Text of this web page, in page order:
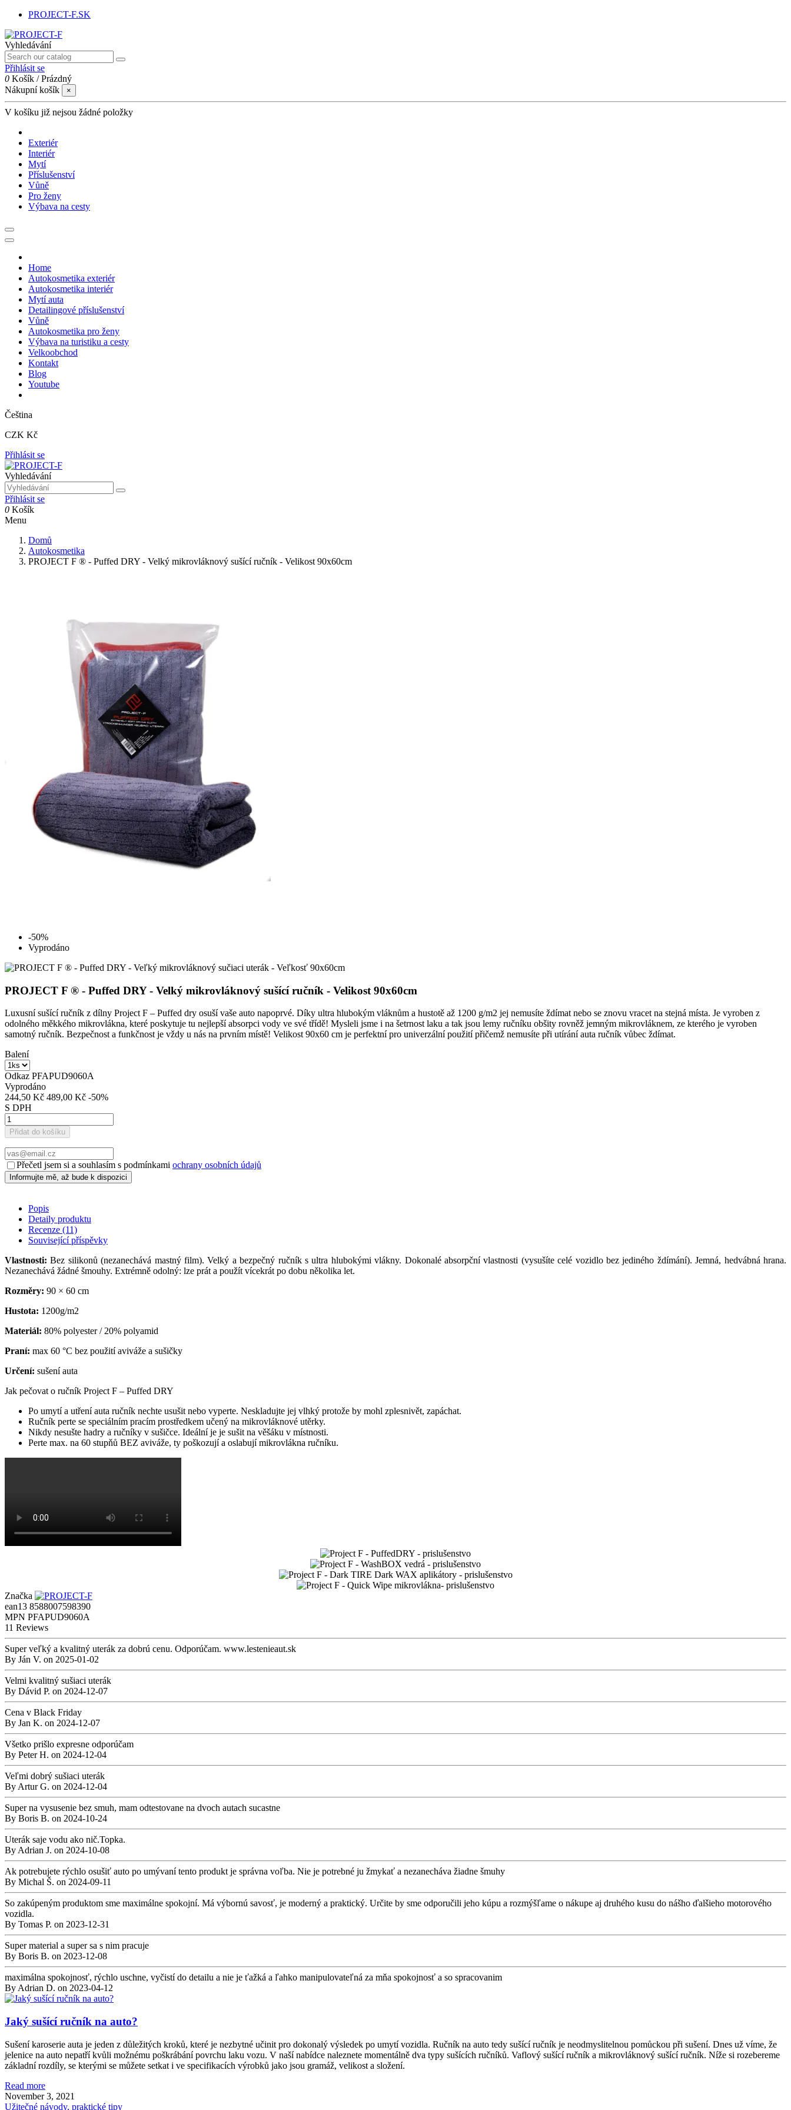
PROJECT-F.SK
Vyhledávání
Přihlásit se
0 Košík /Prázdný
Nákupní košík
×
V košíku již nejsou žádné položky
Exteriér
Interiér
Mytí
Příslušenství
Vůně
Pro ženy
Výbava na cesty
Home
Autokosmetika exteriér
Autokosmetika interiér
Mytí auta
Detailingové příslušenství
Vůně
Autokosmetika pro ženy
Výbava na turistiku a cesty
Velkoobchod
Kontakt
Blog
Youtube
Čeština
CZK Kč
Přihlásit se
Vyhledávání
Přihlásit se
0 Košík
Menu
Domů
Autokosmetika
PROJECT F ® - Puffed DRY - Velký mikrovláknový sušící ručník - Velikost 90x60cm
-50%
Vyprodáno
PROJECT F ® - Puffed DRY - Velký mikrovláknový sušící ručník - Velikost 90x60cm
Luxusní sušící ručník z dílny Project F – Puffed dry osuší vaše auto napoprvé. Díky ultra hlubokým vláknům a hustotě až 1200 g/m2 jej nemusíte ždímat nebo se znovu vracet na stejná místa. Je vyroben z
odolného měkkého mikrovlákna, které poskytuje tu nejlepší absorpci vody ve své třídě! Mysleli jsme i na šetrnost laku a tak jsou lemy ručníku obšity rovněž jemným mikrovláknem, ze kterého je vyroben
samotný ručník. Bezpečnost a funkčnost je vždy u nás na prvním místě! Velikost 90x60 cm je perfektní pro univerzální použití přičemž nemusíte při utírání auta ručník vůbec ždímat.
Balení
Odkaz PFAPUD9060A
Vyprodáno
244,50 Kč 489,00 Kč -50%
S DPH
Přidat do košíku
Přečetl jsem si a souhlasím s podmínkami ochrany osobních údajů
Popis
Detaily produktu
Recenze (11)
Související příspěvky
Vlastnosti:Bez silikonů (nezanechává mastný film). Velký a bezpečný ručník s ultra hlubokými vlákny. Dokonalé absorpční vlastnosti (vysušíte celé vozidlo bez jediného ždímání). Jemná, hedvábná hrana.
Nezanechává žádné šmouhy. Extrémně odolný: lze prát a použít vícekrát po dobu několika let.
Rozměry: 90 × 60 cm
Hustota: 1200g/m2
Materiál: 80% polyester / 20% polyamid
Praní: max 60 °C bez použití aviváže a sušičky
Určení: sušení auta
Jak pečovat o ručník Project F – Puffed DRY
Po umytí a utření auta ručník nechte usušit nebo vyperte. Neskladujte jej vlhký protože by mohl zplesnivět, zapáchat.
Ručník perte se speciálním pracím prostředkem učený na mikrovláknové utěrky.
Nikdy nesušte hadry a ručníky v sušičce. Ideální je je sušit na věšáku v místnosti.
Perte max. na 60 stupňů BEZ aviváže, ty poškozují a oslabují mikrovlákna ručníku.
Značka
ean13 8588007598390
MPN PFAPUD9060A
11 Reviews
Super veľký a kvalitný uterák za dobrú cenu. Odporúčam. www.lestenieaut.sk
By Ján V. on 2025-01-02
Velmi kvalitný sušiaci uterák
By Dávid P. on 2024-12-07
Cena v Black Friday
By Jan K. on 2024-12-07
Všetko prišlo expresne odporúčam
By Peter H. on 2024-12-04
Veľmi dobrý sušiaci uterák
ByArtur G. on 2024-12-04
Super na vysusenie bez smuh, mam odtestovane na dvoch autach sucastne
By Boris B. on 2024-10-24
Uterák saje vodu ako nič.Topka.
ByAdrian J. on 2024-10-08
Ak potrebujete rýchlo osušiť auto po umývaní tento produkt je správna voľba. Nie je potrebné ju žmykať a nezanecháva žiadne šmuhy
By Michal Š. on 2024-09-11
So zakúpeným produktom sme maximálne spokojní. Má výbornú savosť, je moderný a praktický. Určite by sme odporučili jeho kúpu a rozmýšľame o nákupe aj druhého kusu do nášho ďalšieho motorového
vozidla.
By Tomas P. on 2023-12-31
Super material a super sa s nim pracuje
By Boris B. on 2023-12-08
maximálna spokojnosť, rýchlo uschne, vyčistí do detailu a nie je ťažká a ľahko manipulovateľná za mňa spokojnosť a so spracovanim
ByAdrian D. on 2023-04-12
Jaký sušící ručník na auto?
Sušení karoserie auta je jeden z důležitých kroků, které je nezbytné učinit pro dokonalý výsledek po umytí vozidla. Ručník na auto tedy sušící ručník je neodmyslitelnou pomůckou při sušení. Dnes už víme, že
jelenice na auto nepatří kvůli možnému poškrábání povrchu laku vozu. V naší nabídce naleznete momentálně dva typy sušících ručníků. Vaflový sušící ručník a mikrovláknový sušící ručník. Níže si rozebereme
základní rozdíly, se kterými se můžete setkat i ve specifikacích výrobků jako jsou gramáž, velikost a složení.
Read more
November 3, 2021
Užitečné návody, praktické tipy